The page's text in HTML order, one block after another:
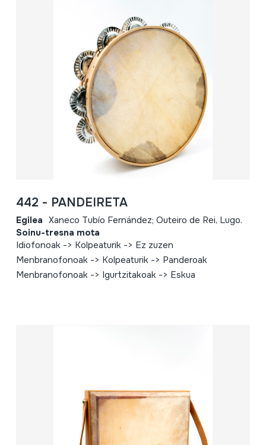
442 - PANDEIRETA
Egilea Xaneco Tubío Fernández; Outeiro de Rei, Lugo.
Soinu-tresna mota
Idiofonoak -> Kolpeaturik -> Ez zuzen
Menbranofonoak -> Kolpeaturik -> Panderoak
Menbranofonoak -> Igurtzitakoak -> Eskua